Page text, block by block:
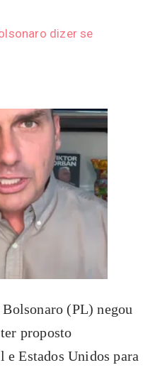
dizer se
(PL) negou
proposto
e Estados Unidos para